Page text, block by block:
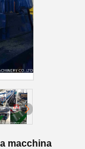
macchina